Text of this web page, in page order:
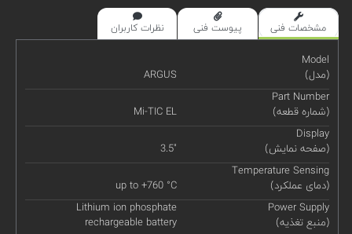
مشخصات فنی پیوست فنی نظرات کاربران
Model
(مدل)
ARGUS
Part Number
(شماره قطعه)
Mi-TIC EL
Display
(صفحه نمایش)
3.5"
Temperature Sensing
(دمای عملکرد)
up to +760 °C
Power Supply
(منبع تغذیه)
Lithium ion phosphate
rechargeable battery